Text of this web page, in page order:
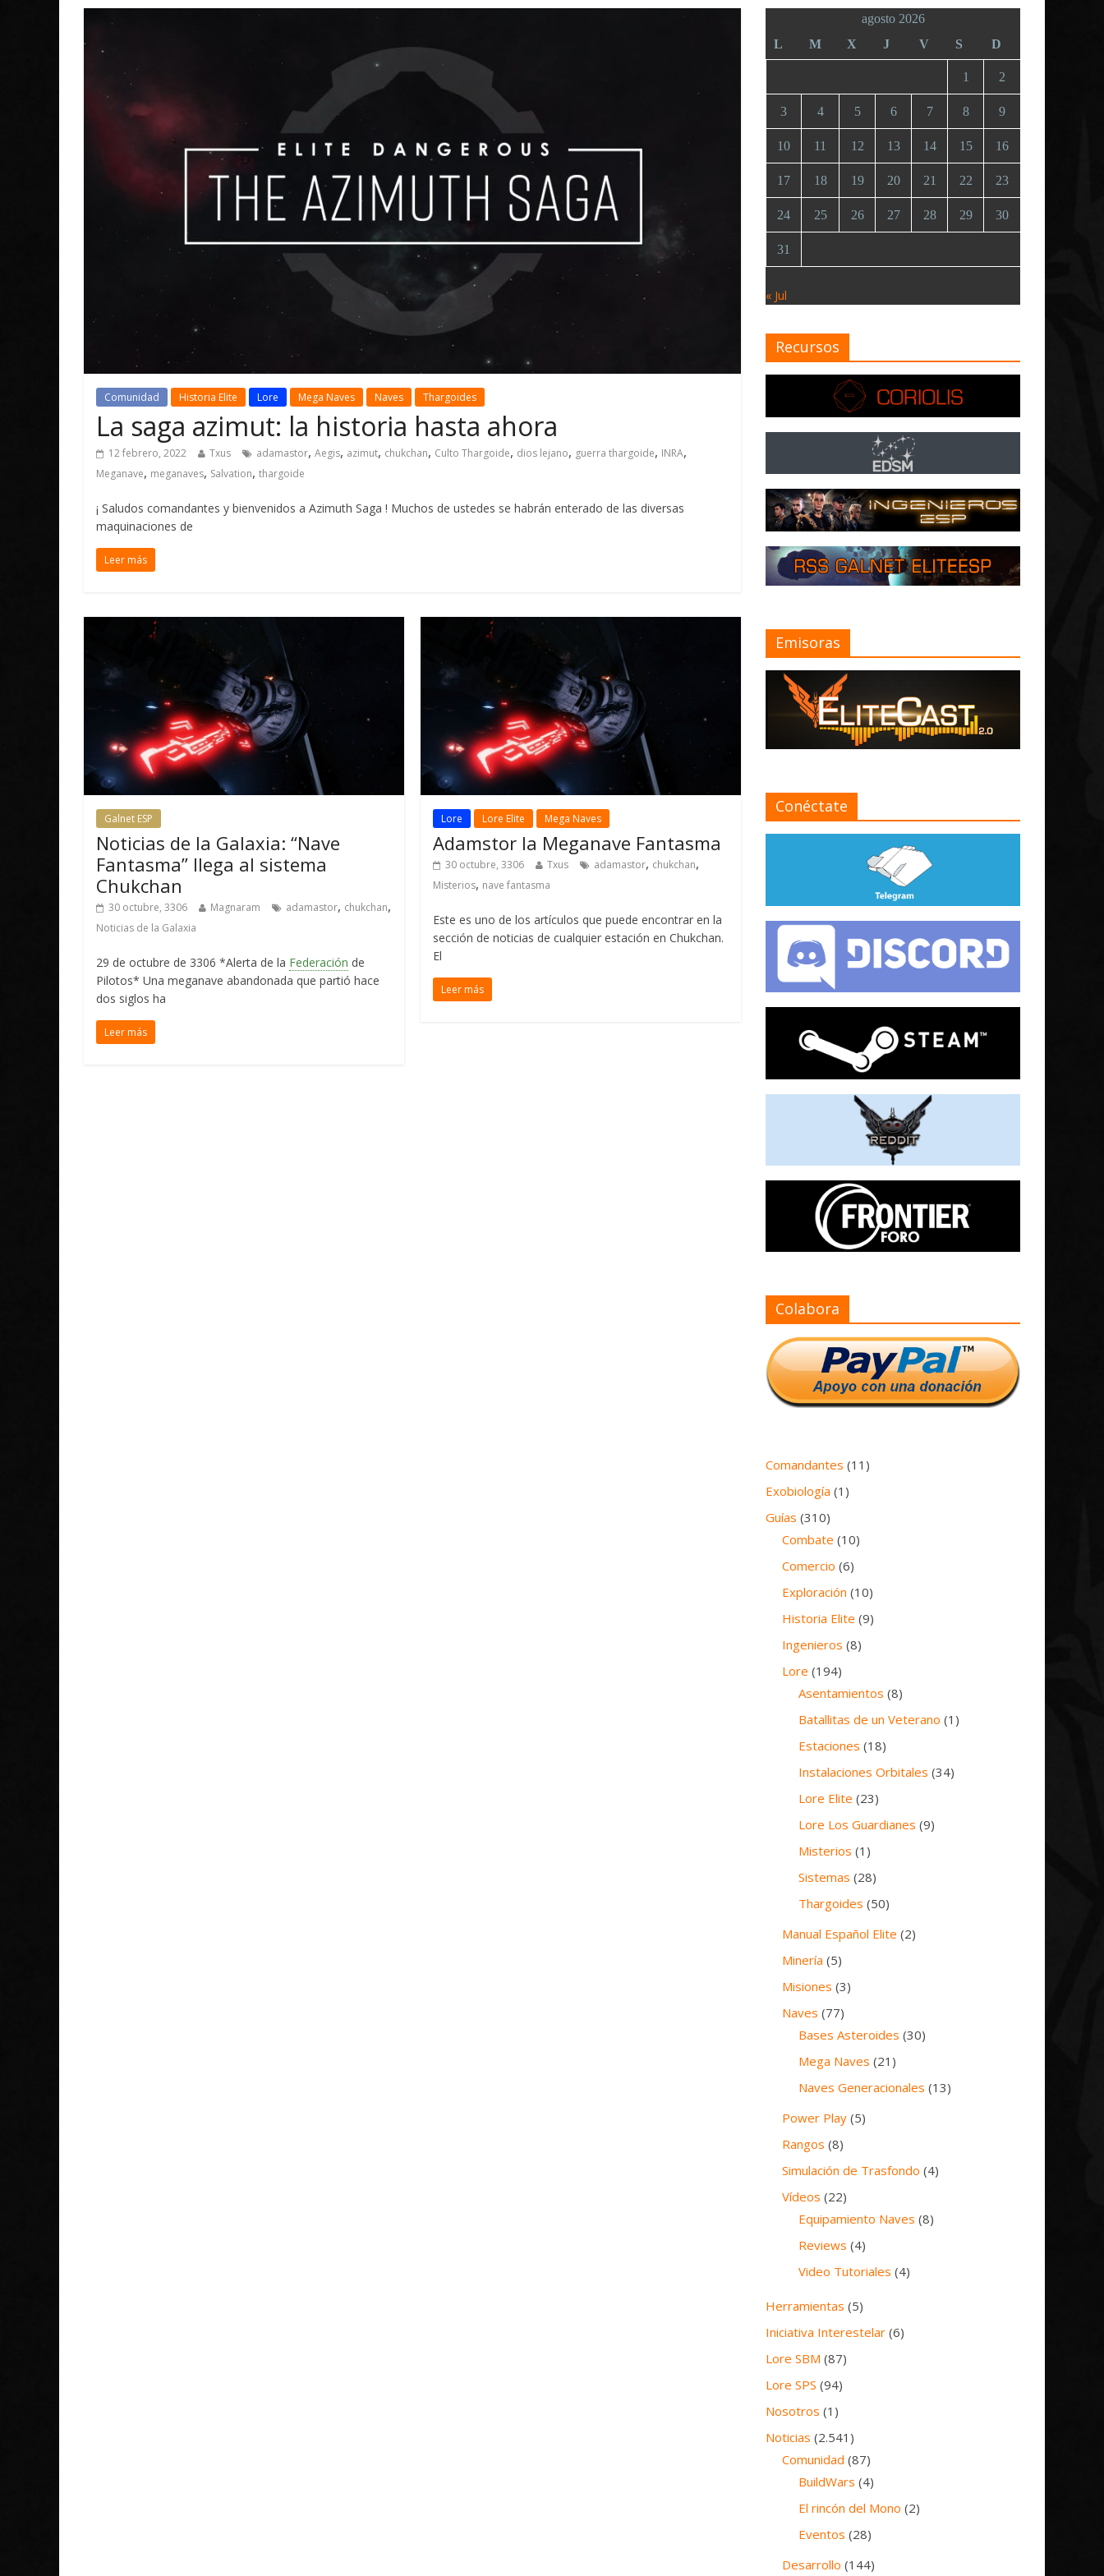
Comunidad Historia Elite Lore Mega Naves Naves Thargoides
La saga azimut: la historia hasta ahora
12 febrero, 2022 Txus adamastor, Aegis, azimut, chukchan, Culto Thargoide, dios lejano, guerra thargoide, INRA,
Meganave, meganaves, Salvation, thargoide
¡ Saludos comandantes y bienvenidos a Azimuth Saga ! Muchos de ustedes se habrán enterado de las diversas
maquinaciones de
Leer más
Galnet ESP
Noticias de la Galaxia: “Nave
Fantasma” llega al sistema
Chukchan
30 octubre, 3306 Magnaram adamastor, chukchan,
Noticias de la Galaxia
29 de octubre de 3306 *Alerta de la Federación de
Pilotos* Una meganave abandonada que partió hace
dos siglos ha
Leer más
Lore Lore Elite Mega Naves
Adamstor la Meganave Fantasma
30 octubre, 3306 Txus adamastor, chukchan,
Misterios, nave fantasma
Este es uno de los artículos que puede encontrar en la
sección de noticias de cualquier estación en Chukchan.
El
Leer más
agosto 2026
L
M X J V S D
1 2
3 4 5 6 7 8 9
10 11 12 13 14 15 16
17 18 19 20 21 22 23
24 25 26 27 28 29 30
31
« Jul
Recursos
Emisoras
Conéctate
Colabora
Comandantes (11)
Exobiología (1)
Guías (310)
Combate (10)
Comercio (6)
Exploración (10)
Historia Elite (9)
Ingenieros (8)
Lore (194)
Asentamientos (8)
Batallitas de un Veterano (1)
Estaciones (18)
Instalaciones Orbitales (34)
Lore Elite (23)
Lore Los Guardianes (9)
Misterios (1)
Sistemas (28)
Thargoides (50)
Manual Español Elite (2)
Minería (5)
Misiones (3)
Naves (77)
Bases Asteroides (30)
Mega Naves (21)
Naves Generacionales (13)
Power Play (5)
Rangos (8)
Simulación de Trasfondo (4)
Vídeos (22)
Equipamiento Naves (8)
Reviews (4)
Video Tutoriales (4)
Herramientas (5)
Iniciativa Interestelar (6)
Lore SBM (87)
Lore SPS (94)
Nosotros (1)
Noticias (2.541)
Comunidad (87)
BuildWars (4)
El rincón del Mono (2)
Eventos (28)
Desarrollo (144)